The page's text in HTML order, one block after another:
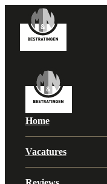
Home
Vacatures